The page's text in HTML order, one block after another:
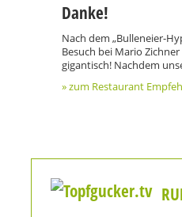
Danke!
Nach dem „Bulleneier-
Besuch bei Mario
gigantisch! Nachdem
» zum Restaurant